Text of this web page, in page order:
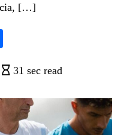
[…]
di
vi
di
31 sec read